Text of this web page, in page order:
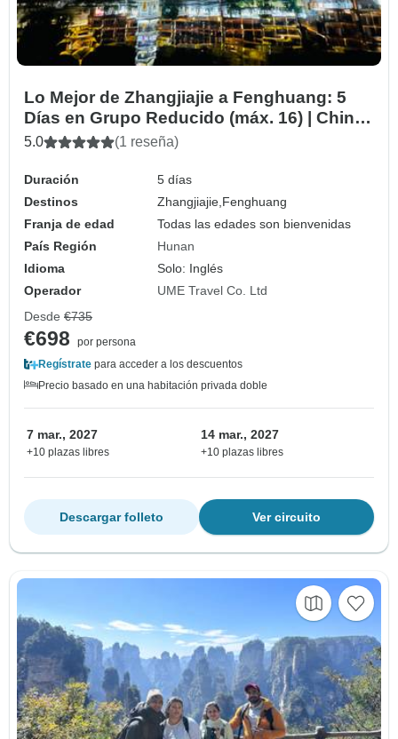
Lo Mejor de Zhangjiajie a Fenghuang: 5
Días en Grupo Reducido (máx. 16) | China
Paquete de Aventura
5.0 (1 reseña)
Duración
5 días
Destinos
Zhangjiajie, Fenghuang
Franja de edad
Todas las edades son bienvenidas
País Región
Hunan
Idioma
Solo: Inglés
Operador
UME Travel Co. Ltd
Desde €735
€698
por persona
Regístrate para acceder a los descuentos
Precio basado en una habitación privada doble
7 mar., 2027
+10 plazas libres
14 mar., 2027
+10 plazas libres
Ver circuito
Descargar folleto